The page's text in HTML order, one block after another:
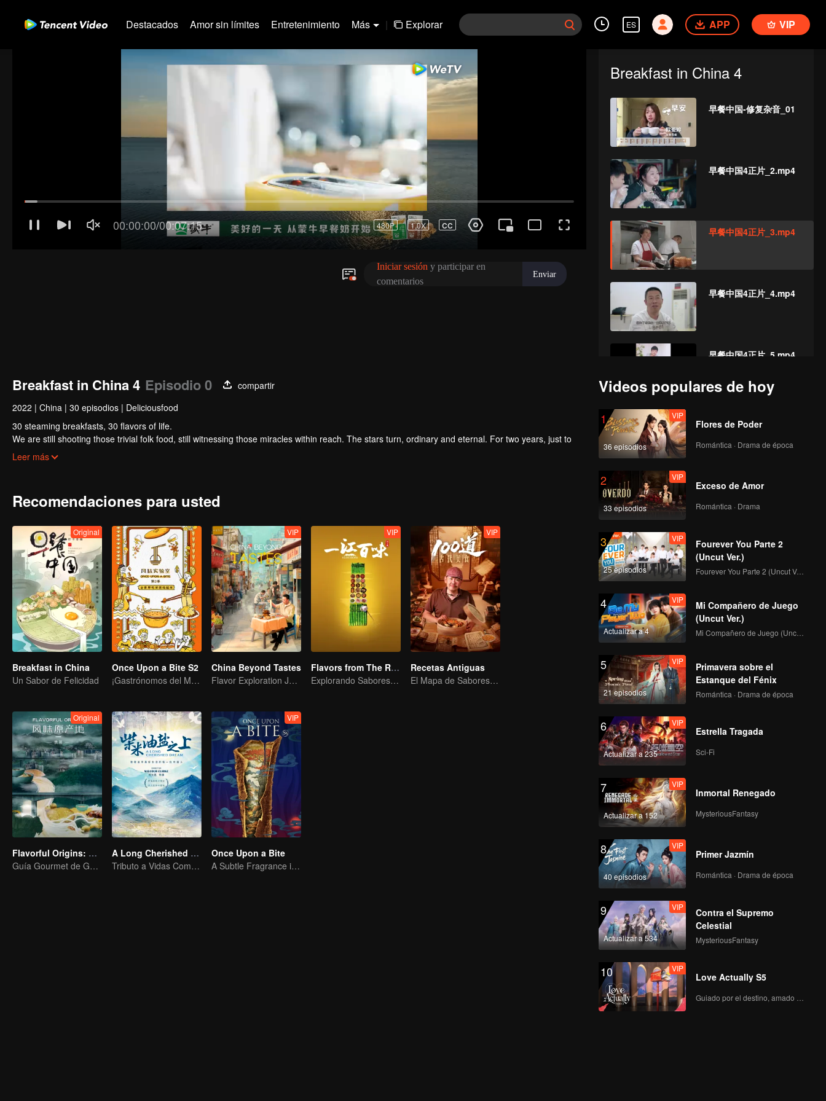
Destacados Amor sin límites Entretenimiento Más | Explorar ES APP VIP
Breakfast in China 4
早餐中国-修复杂音_01
早餐中国4正片_2.mp4
早餐中国4正片_3.mp4
早餐中国4正片_4.mp4
早餐中国4正片_5.mp4
早餐中国4正片_8.mp4
早餐中国4正片_9.mp4
早餐中国4正片_10.mp4
早餐中国4正片_14.mp4
Breakfast in China 4 Episodio 0
compartir
2022 | China | 30 episodios | Deliciousfood
30 steaming breakfasts, 30 flavors of life.
We are still shooting those trivial folk food, still witnessing those miracles within reach. The stars turn, ordinary and eternal. For two years, just to
focus on a "good morning, human."
Leer más
Recomendaciones para usted
Original
Breakfast in China
Un Sabor de Felicidad
Once Upon a Bite S2
¡Gastrónomos del Mundo, Uníos!
VIP
China Beyond Tastes
Flavor Exploration Journey of Chen Xiaoqing
VIP
Flavors from The River
Explorando Sabores del Río Zi
VIP
Recetas Antiguas
El Mapa de Sabores de China
Original
Flavorful Origins: Gui Yang
Guía Gourmet de Guiyang
A Long Cherished Dream
Tributo a Vidas Comunes
VIP
Once Upon a Bite
A Subtle Fragrance in Flavor
Videos populares de hoy
1
36 episodios
VIP
Flores de Poder
Romántica · Drama de época
2
33 episodios
VIP
Exceso de Amor
Romántica · Drama
3
25 episodios
VIP
Fourever You Parte 2
(Uncut Ver.)
Fourever You Parte 2 (Uncut Ver.)
4
Actualizar a 4
VIP
Mi Compañero de Juego
(Uncut Ver.)
Mi Compañero de Juego (Uncut Ver.)
5
21 episodios
VIP
Primavera sobre el
Estanque del Fénix
Romántica · Drama de época
6
Actualizar a 235
VIP
Estrella Tragada
Sci-Fi
7
Actualizar a 152
VIP
Inmortal Renegado
MysteriousFantasy
8
40 episodios
VIP
Primer Jazmín
Romántica · Drama de época
9
Actualizar a 534
VIP
Contra el Supremo
Celestial
MysteriousFantasy
10 VIP
Love Actually S5